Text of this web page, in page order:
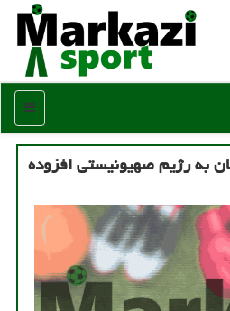
منو
به رژیم صهیونیستی افزوده